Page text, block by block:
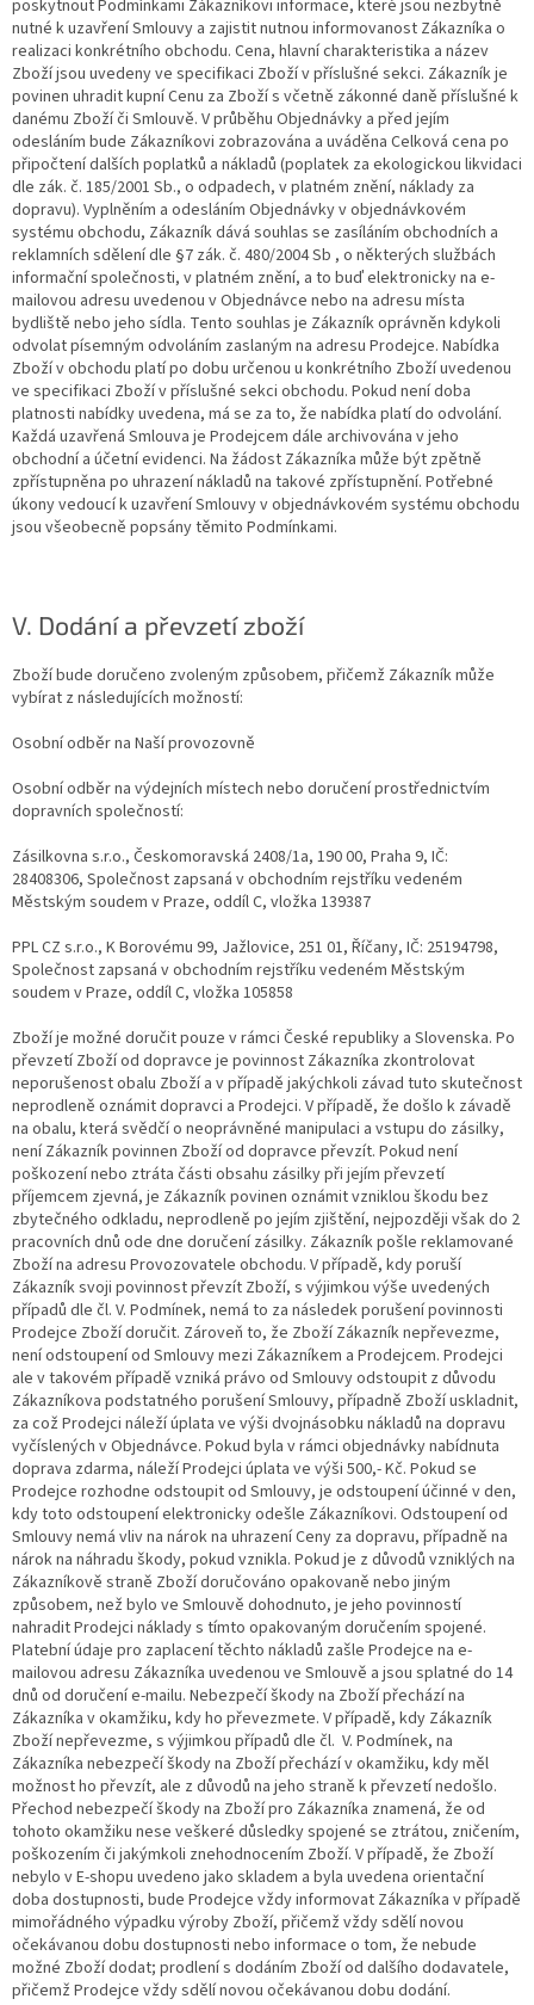
poskytnout Podmínkami Zákazníkovi informace, které jsou nezbytně
nutné k uzavření Smlouvy a zajistit nutnou informovanost Zákazníka o
realizaci konkrétního obchodu. Cena, hlavní charakteristika a název
Zboží jsou uvedeny ve specifikaci Zboží v příslušné sekci. Zákazník je
povinen uhradit kupní Cenu za Zboží s včetně zákonné daně příslušné k
danému Zboží či Smlouvě. V průběhu Objednávky a před jejím
odesláním bude Zákazníkovi zobrazována a uváděna Celková cena po
připočtení dalších poplatků a nákladů (poplatek za ekologickou likvidaci
dle zák. č. 185/2001 Sb., o odpadech, v platném znění, náklady za
dopravu). Vyplněním a odesláním Objednávky v objednávkovém
systému obchodu, Zákazník dává souhlas se zasíláním obchodních a
reklamních sdělení dle §7 zák. č. 480/2004 Sb , o některých službách
informační společnosti, v platném znění, a to buď elektronicky na e-
mailovou adresu uvedenou v Objednávce nebo na adresu místa
bydliště nebo jeho sídla. Tento souhlas je Zákazník oprávněn kdykoli
odvolat písemným odvoláním zaslaným na adresu Prodejce. Nabídka
Zboží v obchodu platí po dobu určenou u konkrétního Zboží uvedenou
ve specifikaci Zboží v příslušné sekci obchodu. Pokud není doba
platnosti nabídky uvedena, má se za to, že nabídka platí do odvolání.
Každá uzavřená Smlouva je Prodejcem dále archivována v jeho
obchodní a účetní evidenci. Na žádost Zákazníka může být zpětně
zpřístupněna po uhrazení nákladů na takové zpřístupnění. Potřebné
úkony vedoucí k uzavření Smlouvy v objednávkovém systému obchodu
jsou všeobecně popsány těmito Podmínkami.
V. Dodání a převzetí zboží
Zboží bude doručeno zvoleným způsobem, přičemž Zákazník může
vybírat z následujících možností:
Osobní odběr na Naší provozovně
Osobní odběr na výdejních místech nebo doručení prostřednictvím
dopravních společností:
Zásilkovna s.r.o., Českomoravská 2408/1a, 190 00, Praha 9, IČ:
28408306, Společnost zapsaná v obchodním rejstříku vedeném
Městským soudem v Praze, oddíl C, vložka 139387
PPL CZ s.r.o., K Borovému 99, Jažlovice, 251 01, Říčany, IČ: 25194798,
Společnost zapsaná v obchodním rejstříku vedeném Městským
soudem v Praze, oddíl C, vložka 105858
Zboží je možné doručit pouze v rámci České republiky a Slovenska. Po
převzetí Zboží od dopravce je povinnost Zákazníka zkontrolovat
neporušenost obalu Zboží a v případě jakýchkoli závad tuto skutečnost
neprodleně oznámit dopravci a Prodejci. V případě, že došlo k závadě
na obalu, která svědčí o neoprávněné manipulaci a vstupu do zásilky,
není Zákazník povinnen Zboží od dopravce převzít. Pokud není
poškození nebo ztráta části obsahu zásilky při jejím převzetí
příjemcem zjevná, je Zákazník povinen oznámit vzniklou škodu bez
zbytečného odkladu, neprodleně po jejím zjištění, nejpozději však do 2
pracovních dnů ode dne doručení zásilky. Zákazník pošle reklamované
Zboží na adresu Provozovatele obchodu. V případě, kdy poruší
Zákazník svoji povinnost převzít Zboží, s výjimkou výše uvedených
případů dle čl. V. Podmínek, nemá to za následek porušení povinnosti
Prodejce Zboží doručit. Zároveň to, že Zboží Zákazník nepřevezme,
není odstoupení od Smlouvy mezi Zákazníkem a Prodejcem. Prodejci
ale v takovém případě vzniká právo od Smlouvy odstoupit z důvodu
Zákazníkova podstatného porušení Smlouvy, případně Zboží uskladnit,
za což Prodejci náleží úplata ve výši dvojnásobku nákladů na dopravu
vyčíslených v Objednávce. Pokud byla v rámci objednávky nabídnuta
doprava zdarma, náleží Prodejci úplata ve výši 500,- Kč. Pokud se
Prodejce rozhodne odstoupit od Smlouvy, je odstoupení účinné v den,
kdy toto odstoupení elektronicky odešle Zákazníkovi. Odstoupení od
Smlouvy nemá vliv na nárok na uhrazení Ceny za dopravu, případně na
nárok na náhradu škody, pokud vznikla. Pokud je z důvodů vzniklých na
Zákazníkově straně Zboží doručováno opakovaně nebo jiným
způsobem, než bylo ve Smlouvě dohodnuto, je jeho povinností
nahradit Prodejci náklady s tímto opakovaným doručením spojené.
Platební údaje pro zaplacení těchto nákladů zašle Prodejce na e-
mailovou adresu Zákazníka uvedenou ve Smlouvě a jsou splatné do 14
dnů od doručení e-mailu. Nebezpečí škody na Zboží přechází na
Zákazníka v okamžiku, kdy ho převezmete. V případě, kdy Zákazník
Zboží nepřevezme, s výjimkou případů dle čl. V. Podmínek, na
Zákazníka nebezpečí škody na Zboží přechází v okamžiku, kdy měl
možnost ho převzít, ale z důvodů na jeho straně k převzetí nedošlo.
Přechod nebezpečí škody na Zboží pro Zákazníka znamená, že od
tohoto okamžiku nese veškeré důsledky spojené se ztrátou, zničením,
poškozením či jakýmkoli znehodnocením Zboží. V případě, že Zboží
nebylo v E-shopu uvedeno jako skladem a byla uvedena orientační
doba dostupnosti, bude Prodejce vždy informovat Zákazníka v případě
mimořádného výpadku výroby Zboží, přičemž vždy sdělí novou
očekávanou dobu dostupnosti nebo informace o tom, že nebude
možné Zboží dodat; prodlení s dodáním Zboží od dalšího dodavatele,
přičemž Prodejce vždy sdělí novou očekávanou dobu dodání.